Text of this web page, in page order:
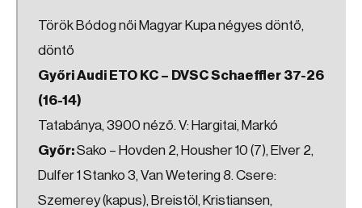
Török Bódog női Magyar Kupa négyes döntő,
döntő
Győri Audi ETO KC – DVSC Schaeffler 37-26
(16-14)
Tatabánya, 3900 néző. V: Hargitai, Markó
Győr:Sako – Hovden 2, Housher 10 (7), Elver 2,
Dulfer 1 Stanko 3, Van Wetering 8. Csere:
Szemerey (kapus), Breistöl, Kristiansen,